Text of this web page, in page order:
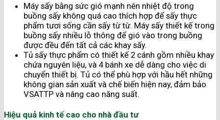
Máy sấy bằng sức gió mạnh nên nhiệt độ trong
buồng sấy không quá cao thích hợp để sấy thực
phẩm tươi sống cần sấy từ từ. Máy sấy thiết kế trong
buồng sấy nhiều lỗ thông để gió vào trong buồng
được đều đến tất cả các khay sấy.
Tủ sấy thực phẩm có thiết kế 2 cánh gồm nhiều khay
chứa nguyên liệu, và 4 bánh xe dễ dàng cho việc di
chuyển thiết bị. Tủ có thể phù hợp với hầu hết những
không gian sản xuất và chế biến hiện nay, đảm bảo
VSATTP và nâng cao năng suất.
Hiệu quả kinh tế cao cho nhà đầu tư